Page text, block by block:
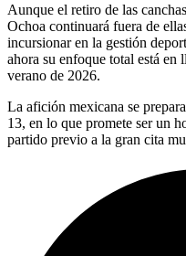
Aunque el retiro de las
Ochoa continuará fuera de
incursionar en la gestión
ahora su enfoque total está
verano de 2026.
La afición mexicana se
13, en lo que promete ser un
partido previo a la gran cita